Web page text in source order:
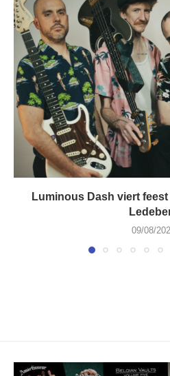
Luminous Dash viert
09/08/